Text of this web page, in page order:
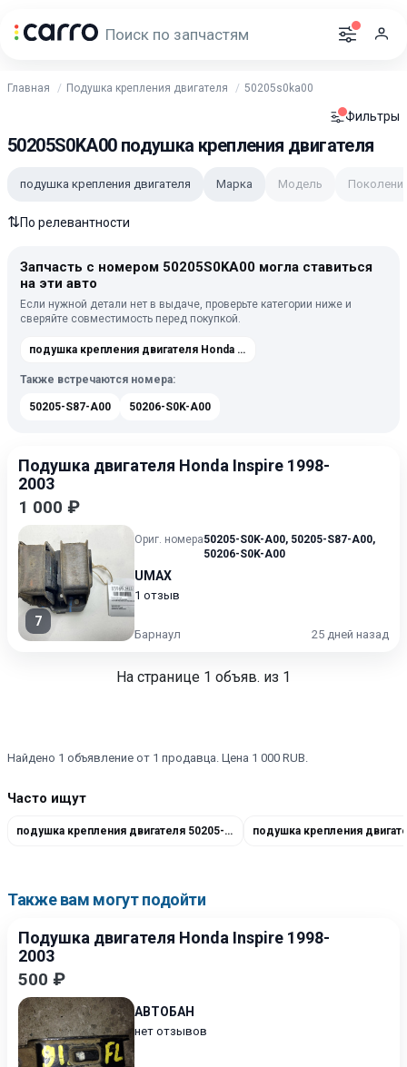
Главная Подушка крепления двигателя 50205s0ka00
Фильтры
50205S0KA00 подушка крепления двигателя
подушка крепления двигателя Марка Модель
⇅По релевантности
Запчасть с номером 50205S0KA00 могла ставиться
на эти авто
Если нужной детали нет в выдаче, проверьте категории ниже и
сверяйте совместимость перед покупкой.
подушка крепления двигателя Honda Inspire 3 1998-2003
Также встречаются номера:
50205-S87-A00 50206-S0K-A00
Подушка двигателя Honda Inspire 1998-
2003
1 000 ₽
7
Ориг. номера50205-S0K-A00, 50205-S87-A00,
50206-S0K-A00
UMAX
1 отзыв
Барнаул 25 дней назад
На странице 1 объяв. из 1
Найдено 1 объявление от 1 продавца. Цена 1 000 RUB.
Часто ищут
подушка крепления двигателя 50205-S87-A00
Также вам могут подойти
Подушка двигателя Honda Inspire 1998-
2003
500 ₽
АВТОБАН
нет отзывов